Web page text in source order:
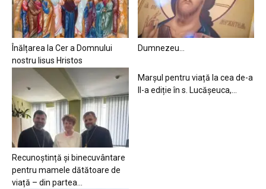
Înălțarea la Cer a Domnului
nostru Iisus Hristos
Dumnezeu…
Recunoștință și binecuvântare
pentru mamele dătătoare de
viață – din partea...
Marșul pentru viață la cea de-a
II-a ediție în s. Lucășeuca,...